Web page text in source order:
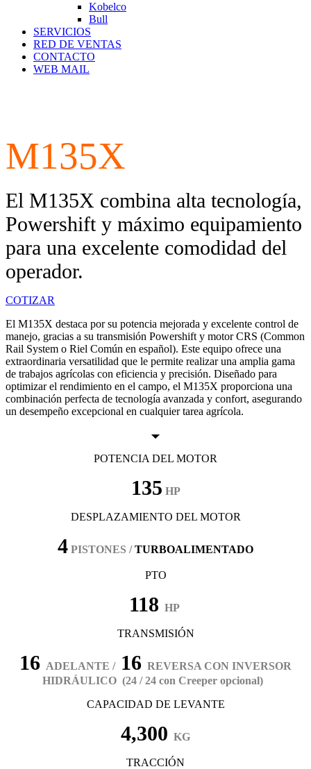
Kobelco
Bull
SERVICIOS
RED DE VENTAS
CONTACTO
WEB MAIL
M135X
El M135X combina alta tecnología,
Powershift y máximo equipamiento
para una excelente comodidad del
operador.
COTIZAR
El M135X destaca por su potencia mejorada y excelente control de
manejo, gracias a su transmisión Powershift y motor CRS (Common
Rail System o Riel Común en español). Este equipo ofrece una
extraordinaria versatilidad que le permite realizar una amplia gama
de trabajos agrícolas con eficiencia y precisión. Diseñado para
optimizar el rendimiento en el campo, el M135X proporciona una
combinación perfecta de tecnología avanzada y confort, asegurando
un desempeño excepcional en cualquier tarea agrícola.
POTENCIA DEL MOTOR
135 HP
DESPLAZAMIENTO DEL MOTOR
4 PISTONES /TURBOALIMENTADO
PTO
118 HP
TRANSMISIÓN
16 ADELANTE / 16 REVERSA CON INVERSOR
HIDRÁULICO (24 / 24 con Creeper opcional)
CAPACIDAD DE LEVANTE
4,300 KG
TRACCIÓN